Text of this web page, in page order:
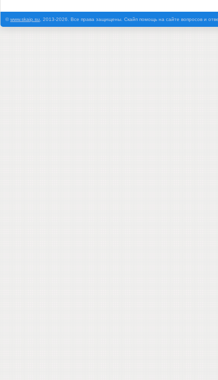
©www.skaip.su , 2013-2026. Все права защищены. Скайп помощь на сайте вопросов и